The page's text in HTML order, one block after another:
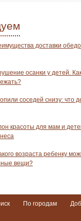
доставки
осанки у детей.
соседей снизу: что
красоты для мам и
возраста ребенку
вещи?
По городам